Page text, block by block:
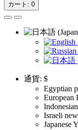
カート : 0
通貨: $
Egyptian
European
Israeli
Japanese